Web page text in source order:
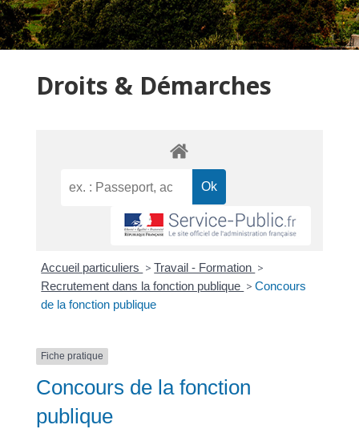
Droits & Démarches
Accueil particuliers > Travail - Formation >
Recrutement dans la fonction publique > Concours
de la fonction publique
Fiche pratique
Concours de la fonction
publique